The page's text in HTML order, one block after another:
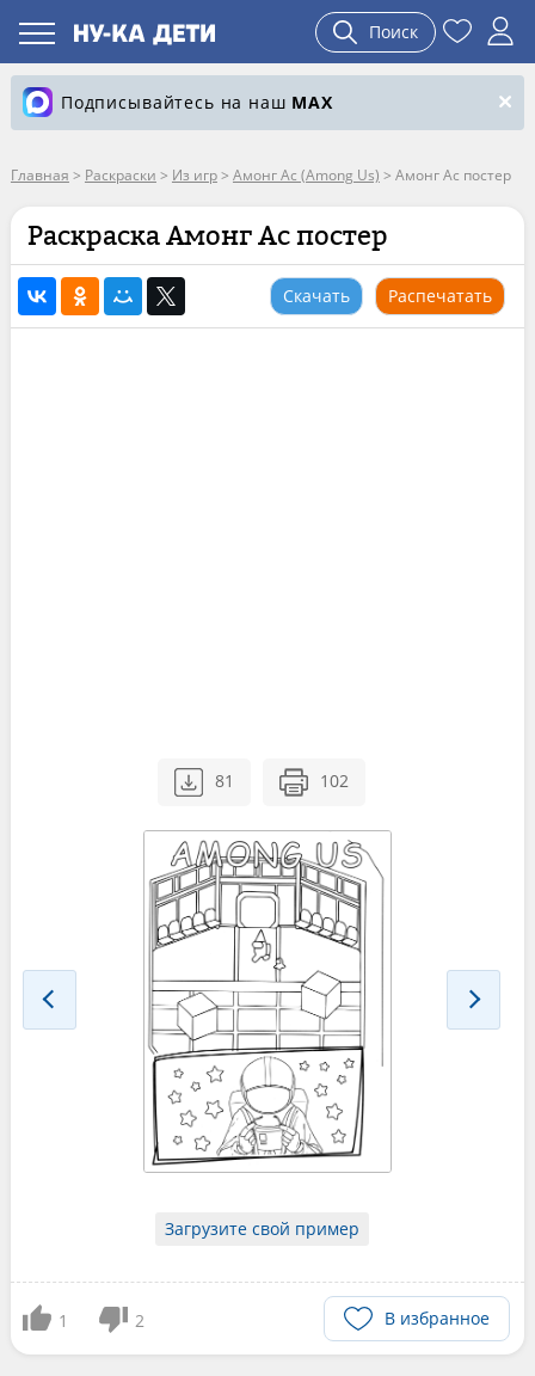
Поиск
Подписывайтесь на наш MAX
Главная > Раскраски > Из игр> Амонг Ас (Among Us) > Амонг Ас постер
Раскраска Амонг Ас постер
Скачать Распечатать
81 102
Загрузите свой пример
1 2 В избранное